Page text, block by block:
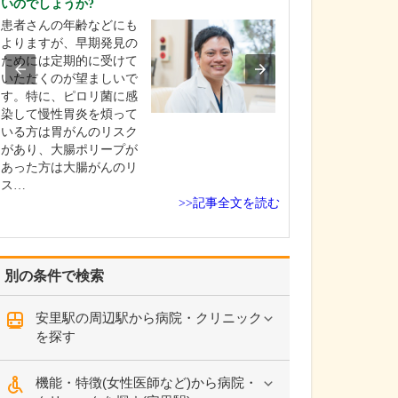
別の条件で検索
安里駅の周辺駅から病院・クリニック
を探す
機能・特徴(女性医師など)から病院・
いのでしょうか?
患者さんの年齢などにも
よりますが、早期発見の
ためには定期的に受けて
いただくのが望ましいで
す。特に、ピロリ菌に感
染して慢性胃炎を煩って
いる方は胃がんのリスク
があり、大腸ポリープが
あった方は大腸がんのリ
ス…
>>記事全文を読む